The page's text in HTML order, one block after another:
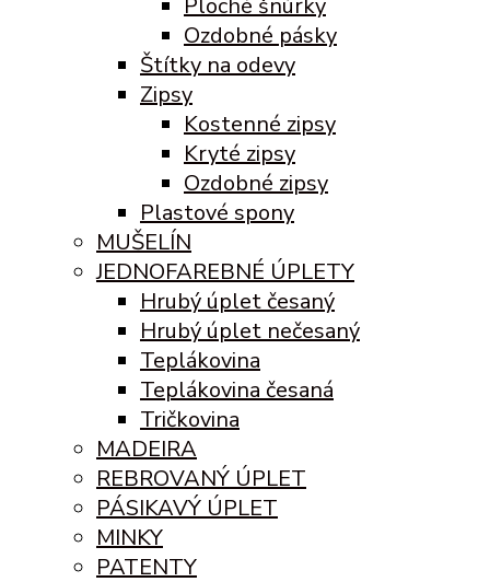
Ploché šnúrky
Ozdobné pásky
Štítky na odevy
Zipsy
Kostenné zipsy
Kryté zipsy
Ozdobné zipsy
Plastové spony
MUŠELÍN
JEDNOFAREBNÉ ÚPLETY
Hrubý úplet česaný
Hrubý úplet nečesaný
Teplákovina
Teplákovina česaná
Tričkovina
MADEIRA
REBROVANÝ ÚPLET
PÁSIKAVÝ ÚPLET
MINKY
PATENTY